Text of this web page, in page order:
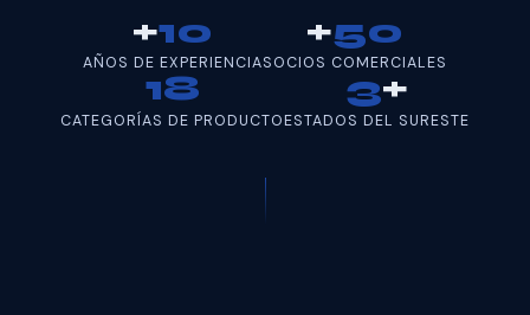
+10
AÑOS DE EXPERIENCIA
+50
SOCIOS COMERCIALES
18
CATEGORÍAS DE PRODUCTO
3+
ESTADOS DEL SURESTE